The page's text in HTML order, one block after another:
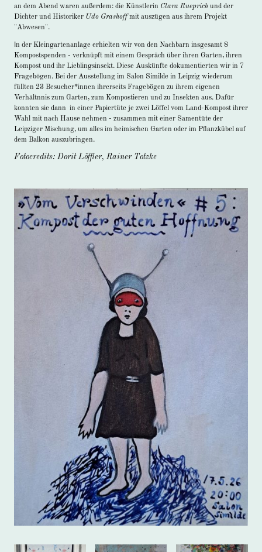
an dem Abend waren außerdem: die Künstlerin Clara Rueprich und der
Dichter und Historiker Udo Grashoffmit auszügen aus ihrem Projekt
"Abwesen".
In der Kleingartenanlage erhielten wir von den Nachbarn insgesamt 8
Kompostspenden - verknüpft mit einem Gespräch über ihren Garten, ihren
Kompost und ihr Lieblingsinsekt. Diese Auskünfte dokumentierten wir in 7
Fragebögen. Bei der Ausstellung im Salon Similde in Leipzig wiederum
füllten 23 Besucher*innen ihrerseits Fragebögen zu ihrem eigenen
Verhältnnis zum Garten, zum Kompostieren und zu Insekten aus. Dafür
konnten sie dann in einer Papiertüte je zwei Löffel vom Land-Kompost ihrer
Wahl mit nach Hause nehmen - zusammen mit einer Samentüte der
Leipziger Mischung, um alles im heimischen Garten oder im Pflanzkübel auf
dem Balkon auszubringen.
Fotocredits: Dorit Löffler, Rainer Totzke